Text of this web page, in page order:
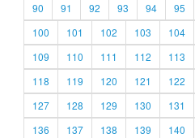
90
91 92 93 94 95
100
101 102 103 104
109
110 111 112 113
118
119 120 121 122
127
128 129 130 131
136
137 138 139 140